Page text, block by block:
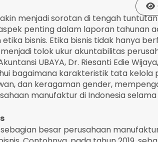
menjadi sorotan di tengah
penting dalam laporan tahunan
bisnis. Etika bisnis tidak hanya
tolok ukur akuntabilitas
UBAYA, Dr. Riesanti Edie Wijaya,
bagaimana karakteristik tata kelola
dan keragaman gender,
manufaktur di Indonesia selama
besar perusahaan